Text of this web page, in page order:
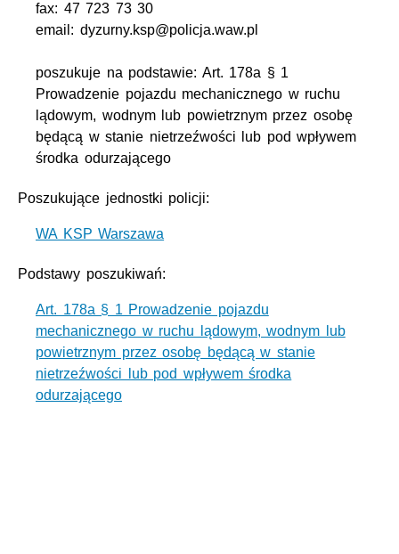
fax: 47 723 73 30
email: dyzurny.ksp@policja.waw.pl
poszukuje na podstawie: Art. 178a § 1
Prowadzenie pojazdu mechanicznego w ruchu
lądowym, wodnym lub powietrznym przez osobę
będącą w stanie nietrzeźwości lub pod wpływem
środka odurzającego
Poszukujące jednostki policji:
WA KSP Warszawa
Podstawy poszukiwań:
Art. 178a § 1 Prowadzenie pojazdu
mechanicznego w ruchu lądowym, wodnym lub
powietrznym przez osobę będącą w stanie
nietrzeźwości lub pod wpływem środka
odurzającego